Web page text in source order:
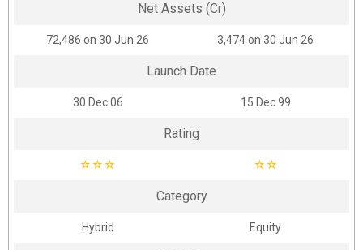
Net Assets (Cr)
₹72,486 on 30 Jun 26 ₹3,474 on 30 Jun 26
Launch Date
30 Dec 06 15 Dec 99
Rating
☆☆☆ ☆☆
Category
Hybrid Equity